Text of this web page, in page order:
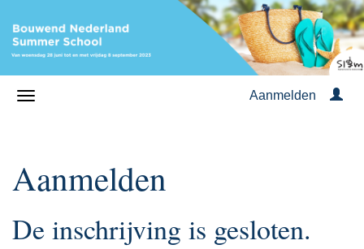
Aanmelden
Aanmelden
De inschrijving is gesloten.